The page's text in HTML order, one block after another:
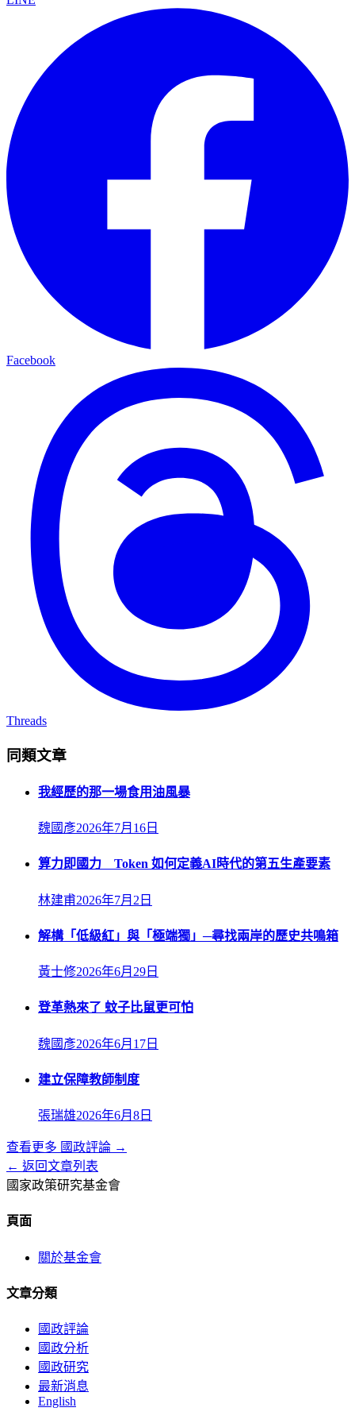
Facebook
Threads
同類文章
我經歷的那一場食用油風暴
魏國彥2026年7月16日
算力即國力 Token 如何定義AI時代的第五生產要素
林建甫2026年7月2日
解構「低級紅」與「極端獨」─尋找兩岸的歷史共鳴箱
黃士修2026年6月29日
登革熱來了 蚊子比鼠更可怕
魏國彥2026年6月17日
建立保障教師制度
張瑞雄2026年6月8日
查看更多 國政評論 →
← 返回文章列表
國家政策研究基金會
頁面
關於基金會
文章分類
國政評論
國政分析
國政研究
最新消息
English